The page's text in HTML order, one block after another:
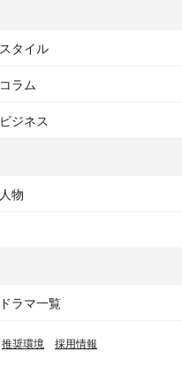
スタイル
コラム
ビジネス
人物
ドラマ一覧
推奨環境 採用情報